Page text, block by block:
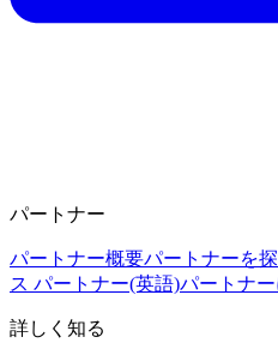
パートナー
パートナー概要パートナーを
ス パートナー(英語)パートナ
詳しく知る